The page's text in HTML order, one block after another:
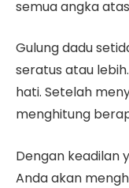
semua angka
Gulung dadu
seratus atau
hati. Setelah
menghitung
Dengan keadilan
Anda akan